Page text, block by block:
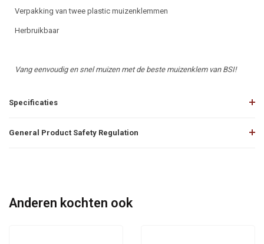
Verpakking van twee plastic muizenklemmen
Herbruikbaar
Vang eenvoudig en snel muizen met de beste muizenklem van BSI!
Specificaties
General Product Safety Regulation
Anderen kochten ook